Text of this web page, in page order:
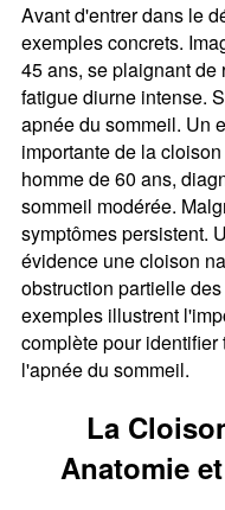
Avant d'entrer dans le
exemples concrets.
45 ans, se plaignant de
fatigue diurne intense.
apnée du sommeil. Un
importante de la
homme de 60 ans,
sommeil modérée.
symptômes persistent.
évidence une cloison
obstruction partielle
exemples illustrent
complète pour
l'apnée du sommeil.
La
Anatomie